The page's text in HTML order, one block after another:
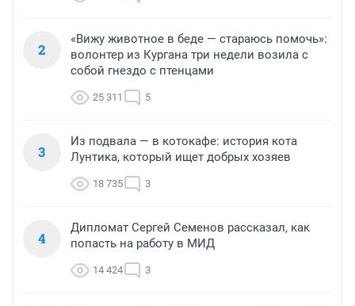
2
«Вижу животное в беде — стараюсь помочь»:
волонтер из Кургана три недели возила с
собой гнездо с птенцами
25 311 5
3
Из подвала — в котокафе: история кота
Лунтика, который ищет добрых хозяев
18 735 3
4
Дипломат Сергей Семенов рассказал, как
попасть на работу в МИД
14 424 3